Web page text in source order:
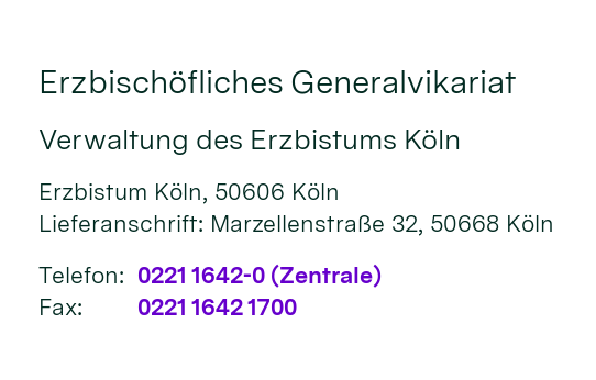
Erzbischöfliches Generalvikariat
Verwaltung des Erzbistums Köln
Erzbistum Köln, 50606 Köln
Lieferanschrift: Marzellenstraße 32, 50668 Köln
Telefon: 0221 1642-0 (Zentrale)
Fax:
0221 1642 1700